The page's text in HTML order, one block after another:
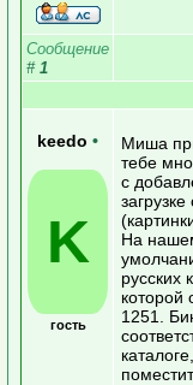
Сообщение
# 1
keedo •
K
гость
Миша
тебе
с
На
русских
которой
1251.